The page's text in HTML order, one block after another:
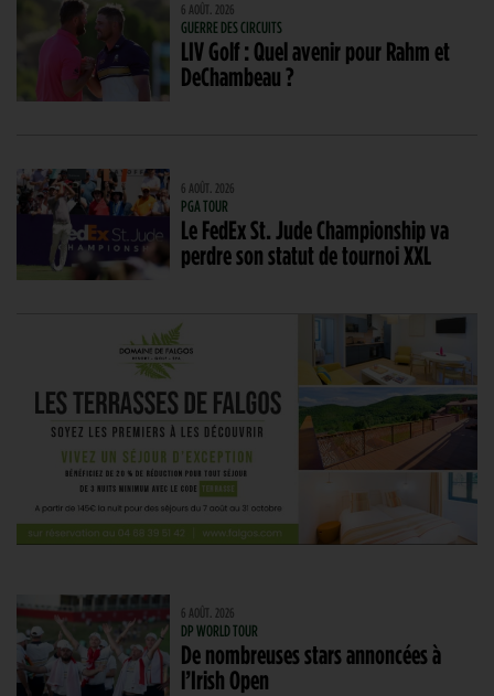
6 AOÛT. 2026
GUERRE DES CIRCUITS
LIV Golf : Quel avenir pour Rahm et
DeChambeau ?
6 AOÛT. 2026
PGA TOUR
Le FedEx St. Jude Championship va
perdre son statut de tournoi XXL
6 AOÛT. 2026
DP WORLD TOUR
De nombreuses stars annoncées à
l’Irish Open